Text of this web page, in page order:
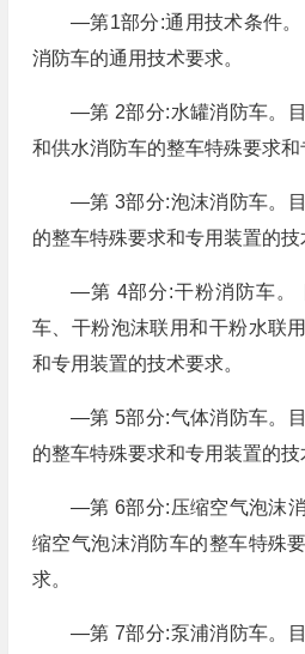
—第1部分:通用技术条件
消防车的通用技术要求。
—第 2部分:水罐消防车。
和供水消防车的整车特殊要求和
—第 3部分:泡沫消防车。
的整车特殊要求和专用装置的技
—第 4部分:干粉消防车。
车、干粉泡沫联用和干粉水联
和专用装置的技术要求。
—第 5部分:气体消防车。
的整车特殊要求和专用装置的技
—第 6部分:压缩空气泡沫
缩空气泡沫消防车的整车特殊
求。
—第 7部分:泵浦消防车。